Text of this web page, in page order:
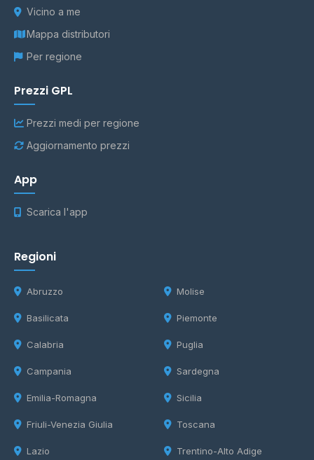
Vicino a me
Mappa distributori
Per regione
Prezzi GPL
Prezzi medi per regione
Aggiornamento prezzi
App
Scarica l'app
Regioni
Abruzzo
Basilicata
Calabria
Campania
Emilia-Romagna
Friuli-Venezia Giulia
Lazio
Molise
Piemonte
Puglia
Sardegna
Sicilia
Toscana
Trentino-Alto Adige